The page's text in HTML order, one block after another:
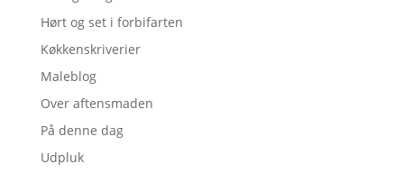
Hørt og set i forbifarten
Køkkenskriverier
Maleblog
Over aftensmaden
På denne dag
Udpluk